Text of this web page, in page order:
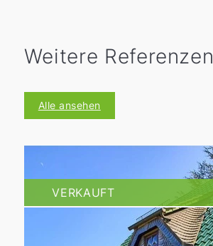
Weitere Referenzen
Alle ansehen
VERKAUFT